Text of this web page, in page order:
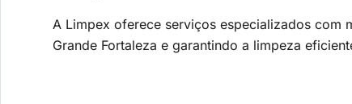
A Limpex oferece serviços especializados com
Grande Fortaleza e garantindo a limpeza